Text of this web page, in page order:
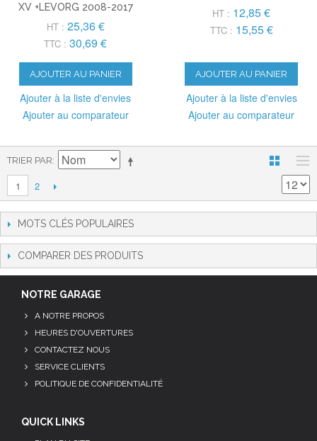
XV +LEVORG 2008-2017
HT : 25,36 €
TTC : 30,69 €
AJOUTER AU PANIER
Ajouter à la liste d'envies
Ajouter au comparateur
HT : 12,85 €
TTC : 15,55 €
AJOUTER AU PANIER
Ajouter à la liste d'envies
Ajouter au comparateur
TRIER PAR
1 2
MOTS CLÉS POPULAIRES
COMPARER DES PRODUITS
NOTRE GARAGE
A NOTRE PROPOS
HEURES D'OUVERTURES
CONTACTEZ NOUS
SERVICE CLIENTS
POLITIQUE DE CONFIDENTIALITÉ
QUICK LINKS